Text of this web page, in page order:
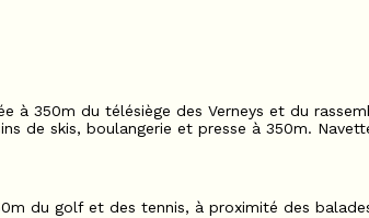
à 350m du télésiège des Verneys et du
de skis, boulangerie et presse à 350m.
du golf et des tennis, à proximité des